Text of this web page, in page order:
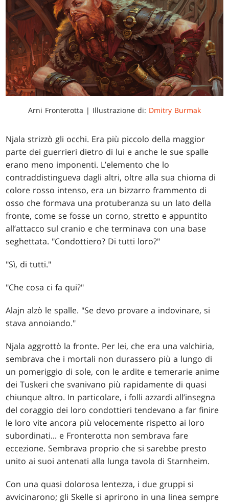
Arni Fronterotta | Illustrazione di: Dmitry Burmak
Njala strizzò gli occhi. Era più piccolo della maggior
parte dei guerrieri dietro di lui e anche le sue spalle
erano meno imponenti. L’elemento che lo
contraddistingueva dagli altri, oltre alla sua chioma di
colore rosso intenso, era un bizzarro frammento di
osso che formava una protuberanza su un lato della
fronte, come se fosse un corno, stretto e appuntito
all’attacco sul cranio e che terminava con una base
seghettata. "Condottiero? Di tutti loro?"
"Sì, di tutti."
"Che cosa ci fa qui?"
Alajn alzò le spalle. "Se devo provare a indovinare, si
stava annoiando."
Njala aggrottò la fronte. Per lei, che era una valchiria,
sembrava che i mortali non durassero più a lungo di
un pomeriggio di sole, con le ardite e temerarie anime
dei Tuskeri che svanivano più rapidamente di quasi
chiunque altro. In particolare, i folli azzardi all’insegna
del coraggio dei loro condottieri tendevano a far finire
le loro vite ancora più velocemente rispetto ai loro
subordinati... e Fronterotta non sembrava fare
eccezione. Sembrava proprio che si sarebbe presto
unito ai suoi antenati alla lunga tavola di Starnheim.
Con una quasi dolorosa lentezza, i due gruppi si
avvicinarono; gli Skelle si aprirono in una linea sempre